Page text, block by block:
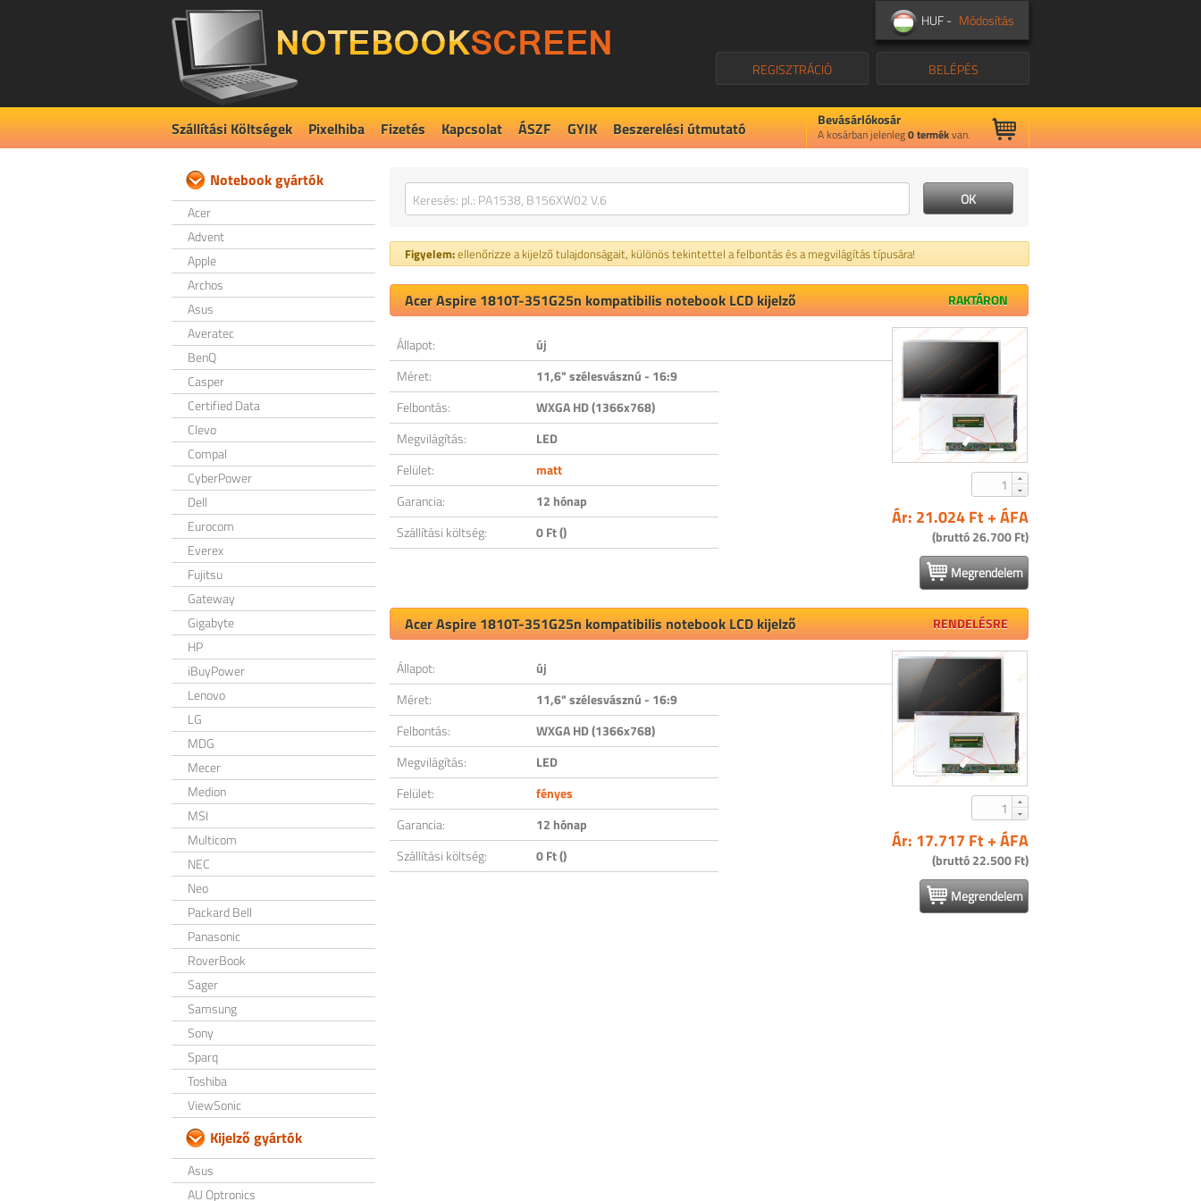
HUF - Módosítás
BELÉPÉS
REGISZTRÁCIÓ
Szállítási Költségek Pixelhiba Fizetés Kapcsolat ÁSZF GYIK Beszerelési útmutató Bevásárlókosár
A kosárban jelenleg0termékvan.
Notebook gyártók
Acer
Advent
Apple
Archos
Asus
Averatec
BenQ
Casper
Certified Data
Clevo
Compal
CyberPower
Dell
Eurocom
Everex
Fujitsu
Gateway
Gigabyte
HP
iBuyPower
Lenovo
LG
MDG
Mecer
Medion
MSI
Multicom
NEC
Neo
Packard Bell
Panasonic
RoverBook
Sager
Samsung
Sony
Sparq
Toshiba
ViewSonic
Kijelző gyártók
Asus
AU Optronics
Figyelem:ellenőrizze a kijelző tulajdonságait, különös tekintettel a felbontás és a megvilágítás típusára!
Acer Aspire 1810T-351G25n kompatibilis notebook LCD kijelző RAKTÁRON
Állapot:
új
Méret:
11,6" szélesvásznú - 16:9
Felbontás:
WXGA HD (1366x768)
Megvilágítás:
LED
Felület:
matt
Garancia:
12 hónap
Szállítási költség:
0 Ft ()
Ár: 21.024 Ft + ÁFA
(bruttó 26.700 Ft)
Megrendelem
Acer Aspire 1810T-351G25n kompatibilis notebook LCD kijelző RENDELÉSRE
Állapot:
új
Méret:
11,6" szélesvásznú - 16:9
Felbontás:
WXGA HD (1366x768)
Megvilágítás:
LED
Felület:
fényes
Garancia:
12 hónap
Szállítási költség:
0 Ft ()
Ár: 17.717 Ft + ÁFA
(bruttó 22.500 Ft)
Megrendelem